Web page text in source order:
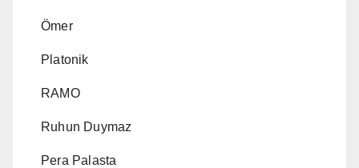
Ömer
Platonik
RAMO
Ruhun Duymaz
Pera Palasta